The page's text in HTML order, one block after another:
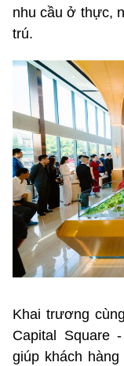
nhu cầu ở thực,
trú.
Khai trương
Capital Square
giúp khách